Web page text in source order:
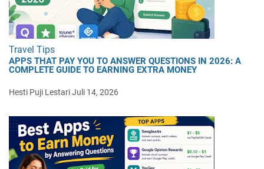
Travel Tips
APPS THAT PAY YOU TO ANSWER QUESTIONS IN 2026: A
COMPLETE GUIDE TO EARNING EXTRA MONEY
Hesti Puji LestariJuli 14, 2026